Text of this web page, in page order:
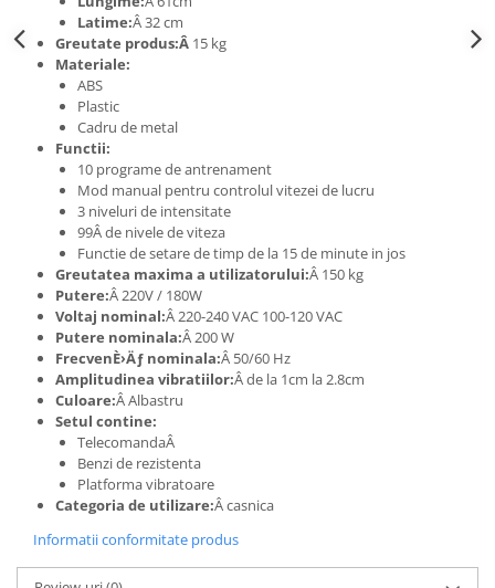
Latime:Â 32 cm
Greutate produs:Â 15 kg
Materiale:
ABS
Plastic
Cadru de metal
Functii:
10 programe de antrenament
Mod manual pentru controlul vitezei de lucru
3 niveluri de intensitate
99Âde nivele de viteza
Functie de setare de timp de la 15 de minute in jos
Greutatea maxima a utilizatorului:Â 150 kg
Putere:Â 220V / 180W
Voltaj nominal:Â 220-240 VAC 100-120 VAC
Putere nominala:Â 200 W
FrecvenÈ›Äƒ nominala:Â 50/60 Hz
Amplitudinea vibratiilor:Â de la 1cm la 2.8cm
Culoare:Â Albastru
Setul contine:
TelecomandaÂ
Benzi de rezistenta
Platforma vibratoare
Categoria de utilizare:Â casnica
Informatii conformitate produs